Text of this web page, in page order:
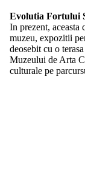
Evolutia Fortului
In prezent, aceasta
muzeu, expozitii
deosebit cu o
Muzeului de Arta
culturale pe